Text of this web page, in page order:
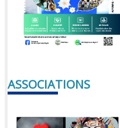
ASSOCIATIONS